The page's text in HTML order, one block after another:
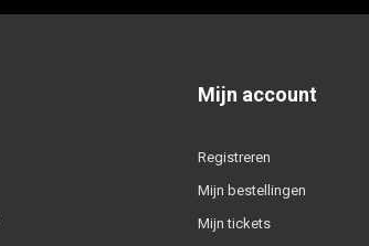
Mijn account
Registreren
Mijn bestellingen
Mijn tickets